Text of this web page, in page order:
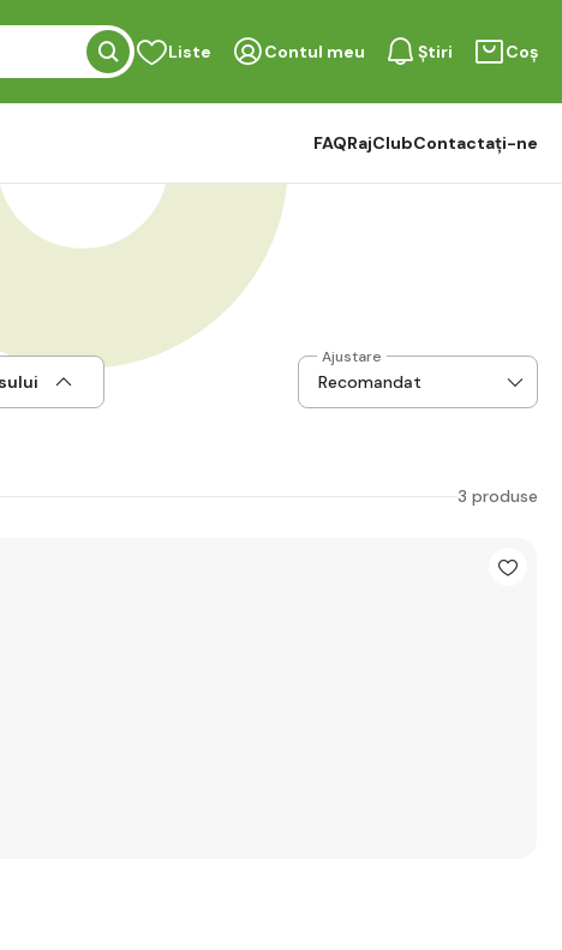
Liste Contul meu Știri Coș
FAQRajClubContactați-ne
Ajustare
3 produse